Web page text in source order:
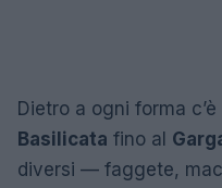
Dietro a ogni forma
Basilicata fino al
diversi — faggete,